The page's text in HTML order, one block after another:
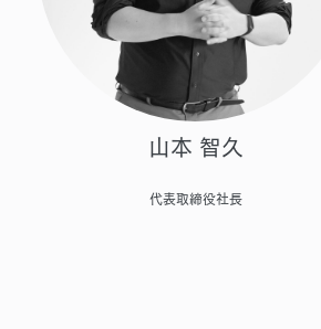
山本 智久
代表取締役社長